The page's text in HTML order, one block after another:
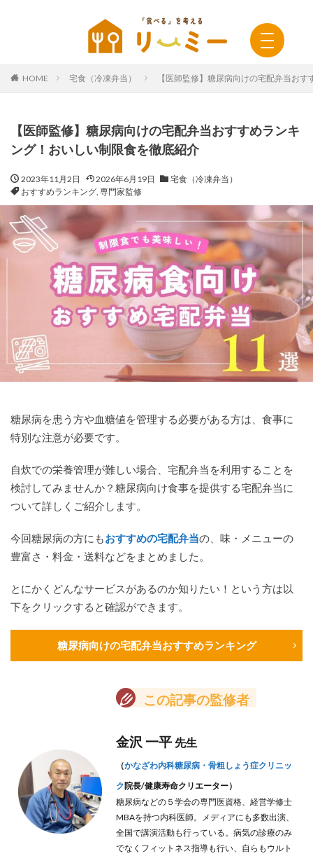
HOME 宅食（冷凍弁当） 【医師監修】糖尿病向けの宅配弁当お
【医師監修】糖尿病向けの宅配弁当おすすめランキ
ング！おいしい制限食を徹底紹介
2023年11月2日 2026年6月19日
宅食（冷凍弁当）
おすすめランキング, 専門家監修
糖尿病を患う方や血糖値を管理する必要がある方は、食事に
特別な注意が必要です。
自炊での栄養管理が難しい場合、宅配弁当を利用することを
検討してみませんか？糖尿病向け食事を提供する宅配弁当に
ついて詳しくご紹介します。
今回糖尿病の方にもおすすめの宅配弁当の、味・メニューの
豊富さ・料金・送料などをまとめました。
とにかくどんなサービスがあるのか知りたい！という方は以
下をクリックすると確認ができます。
糖尿病向けの宅配弁当おすすめランキング
この記事の監修者
金沢 一平 先生
（かなざわ内科糖尿病・骨粗しょう症クリニッ
ク院長/健康寿命クリエーター）
糖尿病などの５学会の専門医資格、経営学修士
MBAを持つ内科医師。メディアにも多数出演、
全国で講演活動も行っている。病気の診療のみ
でなくフィットネス指導も行い、自らもウルト